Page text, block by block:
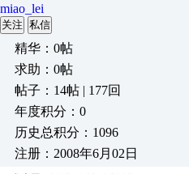
miao_lei
关注 私信
精华：0帖
求助：0帖
帖子：14帖 | 177回
年度积分：0
历史总积分：1096
注册：2008年6月02日